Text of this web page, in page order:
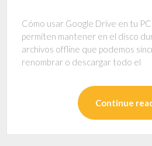
Cómo usar Google Drive en tu
permiten mantener en el disco
archivos offline que podemos
renombrar o descargar todo el
Continue